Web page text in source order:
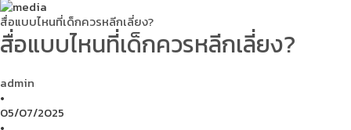
สื่อแบบไหนที่เด็กควรหลีกเลี่ยง?
สื่อแบบไหนที่เด็กควรหลีกเลี่ยง?
admin
•
05/07/2025